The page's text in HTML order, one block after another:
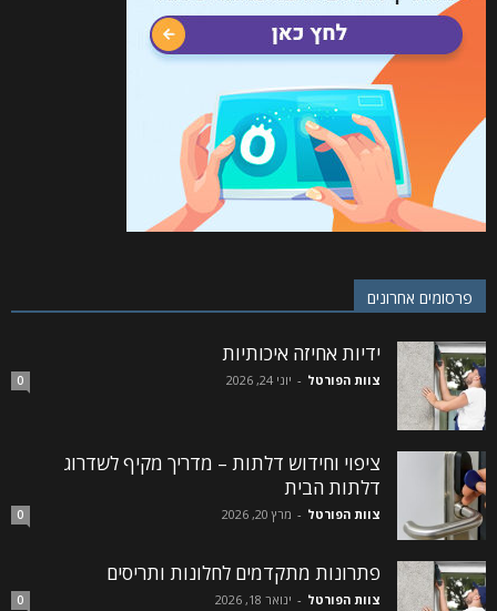
פרסומים אחרונים
ידיות אחיזה איכותיות
צוות הפורטל - יוני 24, 2026 0
ציפוי וחידוש דלתות – מדריך מקיף לשדרוג
דלתות הבית
צוות הפורטל - מרץ 20, 2026 0
פתרונות מתקדמים לחלונות ותריסים
צוות הפורטל - ינואר 18, 2026 0